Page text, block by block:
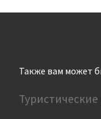
Также вам может